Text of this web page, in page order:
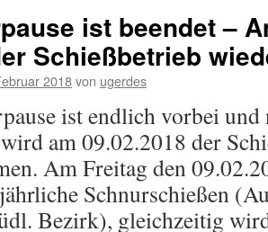
das
„25.
Februar
2018“
ist beendet –
Schießbetrieb
2018von ugerdes
ist endlich vorbei und
am 09.02.2018 der
Am Freitag den
Schnurschießen
Bezirk), gleichzeitig